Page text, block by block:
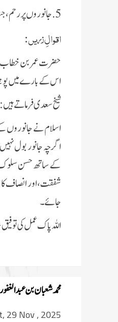
5. جانوروں پر رحم، جنت کا ذریعہ بن سکتا ہے۔
اقوالِ زریں:
حضرت عمر بن خطاب
اس کے بارے میں
شیخ سعدی فرماتے
اسلام نے جانوروں
اگرچہ جانور بول
کے ساتھ حسن سلوک
شفقت، اور انصاف
جائے۔
اللہ پاک عمل کی
محمد شعبان بن
29 Nov , 2025